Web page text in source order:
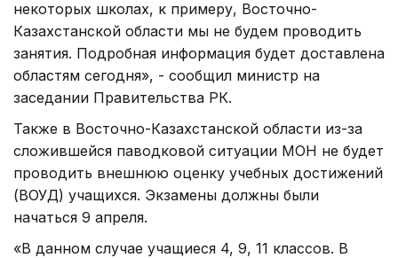
некоторых школах, к примеру, Восточно-
Казахстанской области мы не будем проводить
занятия. Подробная информация будет доставлена
областям сегодня», - сообщил министр на
заседании Правительства РК.
Также в Восточно-Казахстанской области из-за
сложившейся паводковой ситуации МОН не будет
проводить внешнюю оценку учебных достижений
(ВОУД) учащихся. Экзамены должны были
начаться 9 апреля.
«В данном случае учащиеся 4, 9, 11 классов. В